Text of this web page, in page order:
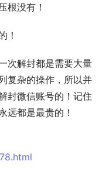
根没有！
！
次解封都是需要大量
复杂的操作，所以并
封微信账号的！记住
远都是最贵的！